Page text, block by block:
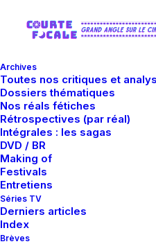
Archives
Toutes nos critiques et
Dossiers thématiques
Nos réals fétiches
Rétrospectives (par réal)
Intégrales : les sagas
DVD / BR
Making of
Festivals
Entretiens
Séries TV
Derniers articles
Index
Brèves
© 2026 Courte-